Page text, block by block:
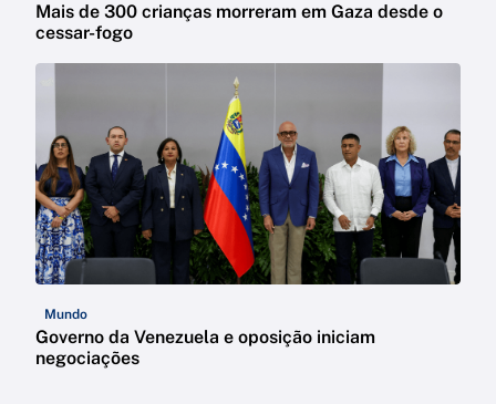
Mais de 300 crianças morreram em Gaza desde o
cessar-fogo
Mundo
Governo da Venezuela e oposição iniciam
negociações